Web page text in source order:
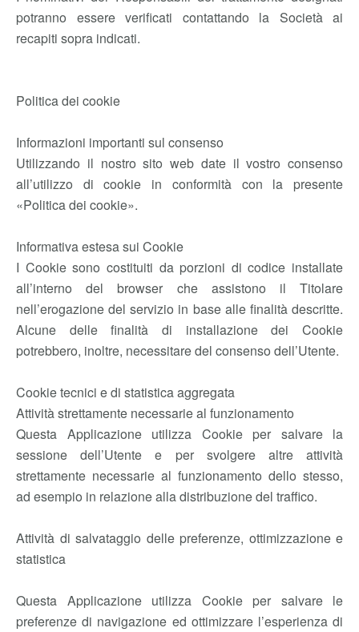
potranno essere verificati contattando la Società ai
recapiti sopra indicati.
Politica dei cookie
Informazioni importanti sul consenso
Utilizzando il nostro sito web date il vostro consenso
all’utilizzo di cookie in conformità con la presente
«Politica dei cookie».
Informativa estesa sui Cookie
I Cookie sono costituiti da porzioni di codice installate
all’interno del browser che assistono il Titolare
nell’erogazione del servizio in base alle finalità descritte.
Alcune delle finalità di installazione dei Cookie
potrebbero, inoltre, necessitare del consenso dell’Utente.
Cookie tecnici e di statistica aggregata
Attività strettamente necessarie al funzionamento
Questa Applicazione utilizza Cookie per salvare la
sessione dell’Utente e per svolgere altre attività
strettamente necessarie al funzionamento dello stesso,
ad esempio in relazione alla distribuzione del traffico.
Attività di salvataggio delle preferenze, ottimizzazione e
statistica
Questa Applicazione utilizza Cookie per salvare le
preferenze di navigazione ed ottimizzare l’esperienza di